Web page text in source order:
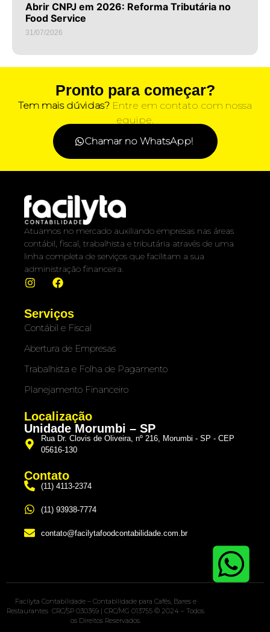
Abrir CNPJ em 2026: Reforma Tributária no
Food Service
31/07/2026
Pronto para começar?
Tem mais dúvidas? Entre em contato com nossa
equipe.
Chamar no WhatsApp!
Atuamos no mercado auxiliando empresas nas áreas
contábil, fiscal, trabalhista e tributária através de uma
linha completa de serviços que facilitam a sua
administração financeira.
Serviços
Contábil e Fiscal
Abertura de Empresas
Trabalhista e Folha de Pagamento
Planejamento Financeiro
Localização
Unidade Morumbi – SP
Rua Dr. Clovis de Oliveira, nº 216, Morumbi - SP - CEP
05616-130
Contato
(11) 4113-2374
(11) 93938-7774
contato@facilytafoodcontabilidade.com.br
Facilyta Contabilidade – Contabilidade para Cafés, Bares e
Restaurantes CRC/SP 030369 | CRC/MG 013755 © 2024 – Todos
os Direitos Reservados.